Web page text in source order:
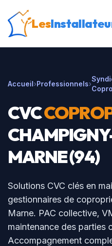
Les
Accueil›Professionnels›
CVC
MARNE(94)
Solutions CVC clés en
gestionnaires de
Marne. PAC collective,
maintenance des parties
Accompagnement